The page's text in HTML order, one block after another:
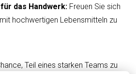
das Handwerk: Freuen Sie sich
hochwertigen Lebensmitteln zu
Teil eines starken Teams zu